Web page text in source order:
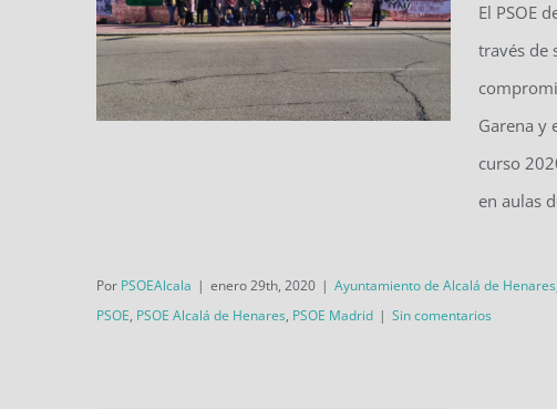
El PSOE
través de
Garena y
curso
en aulas
Por PSOEAlcala | enero 29th, 2020 | Ayuntamiento de Alcalá de Henares
PSOE, PSOE Alcalá de Henares, PSOE Madrid | Sin comentarios